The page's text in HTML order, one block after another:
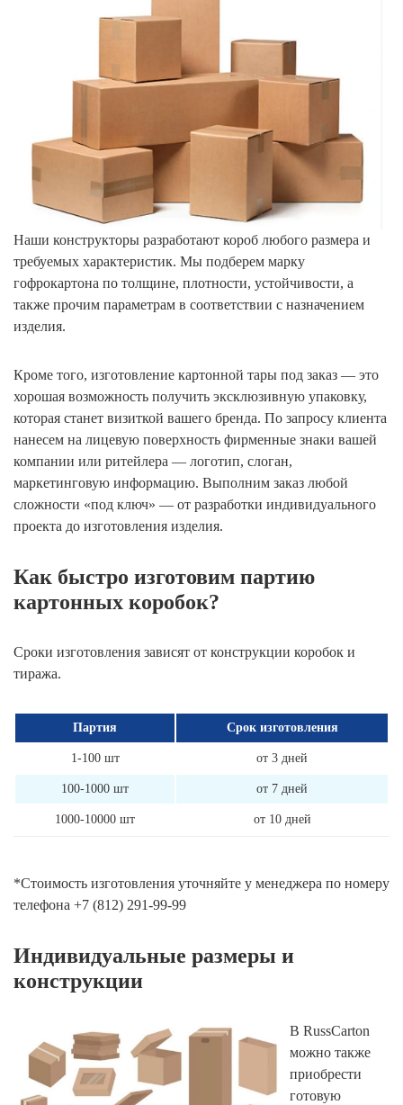
Наши конструкторы разработают короб любого размера и
требуемых характеристик. Мы подберем марку
гофрокартона по толщине, плотности, устойчивости, а
также прочим параметрам в соответствии с назначением
изделия.
Кроме того, изготовление картонной тары под заказ — это
хорошая возможность получить эксклюзивную упаковку,
которая станет визиткой вашего бренда. По запросу клиента
нанесем на лицевую поверхность фирменные знаки вашей
компании или ритейлера — логотип, слоган,
маркетинговую информацию. Выполним заказ любой
сложности «под ключ» — от разработки индивидуального
проекта до изготовления изделия.
Как быстро изготовим партию
картонных коробок?
Сроки изготовления зависят от конструкции коробок и
тиража.
Партия Срок изготовления
1-100 шт от 3 дней
100-1000 шт от 7 дней
1000-10000 шт от 10 дней
*Стоимость изготовления уточняйте у менеджера по номеру
телефона +7 (812) 291-99-99
Индивидуальные размеры и
конструкции
В RussCarton
можно также
приобрести
готовую